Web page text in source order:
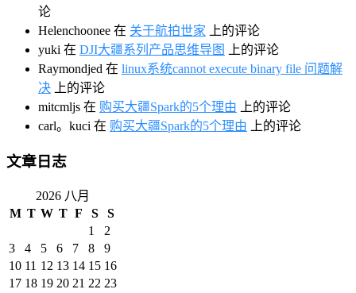
论
Helenchoonee 在 关于航拍世家 上的评论
yuki 在 DJI大疆系列产品思维导图
上的评论
Raymondjed 在 linux系统cannot execute binary file 问题解
决 上的评论
mitcmljs 在 购买大疆Spark的5个理由 上的评论
carl。kuci 在 购买大疆Spark的5个理由 上的评论
文章日志
2026 八月
M T W T F S S
1
2
3
4 5 6 7 8
9
10 11 12 13 14 15 16
17 18 19 20 21 22 23